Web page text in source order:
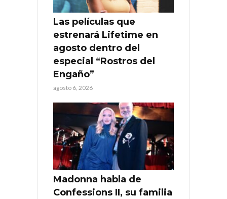
Las películas que
estrenará Lifetime en
agosto dentro del
especial “Rostros del
Engaño”
agosto 6, 2026
Madonna habla de
Confessions II, su familia